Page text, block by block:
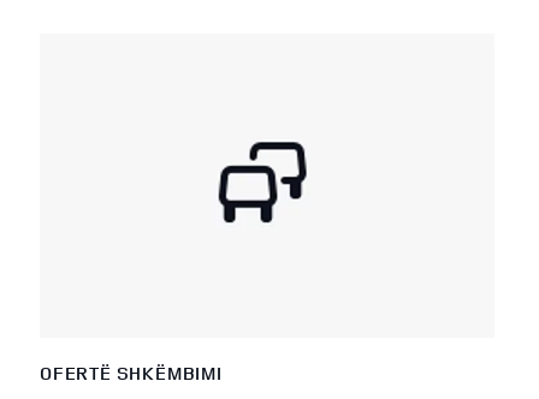
OFERTË SHKËMBIMI